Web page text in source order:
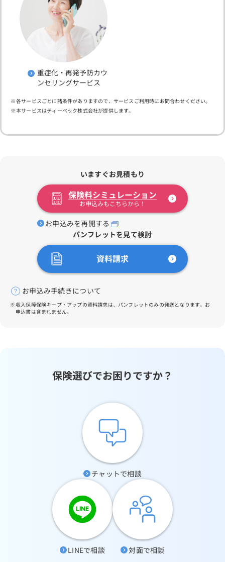
重症化・再発予防カウ
ンセリングサービス
各サービスごとに諸条件がありますので、サービスご利用時にお問合わせください。
本サービスはティーペック株式会社が提供します。
いますぐお見積もり
保険料シミュレーション
お申込みもこちらから！
お申込みを再開する
パンフレットを見て検討
資料請求
お申込み手続きについて
収入保障保険キープ・アップの資料請求は、パンフレットのみの発送となります。お
申込書は含まれません。
保険選びでお困りですか？
チャットで相談
LINEで相談 対面で相談